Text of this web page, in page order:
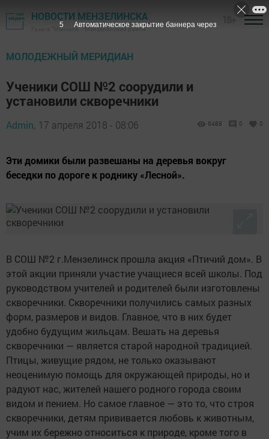
НОВОСТИ МЕНЗЕЛИНСКА
Газета "Мензеля" - Мензелинский район
МОЛОДЕЖНЫЙ МЕРИДИАН
Ученики СОШ №2 соорудили и
установили скворечники
Admin, 17 апреля 2018 - 08:06 6488 0 0
Эти домики были развешаны на деревья вокруг
беседки по дороге к роднику «Лесной».
В СОШ №2 г.Мензелинск прошла акция «Птичий дом». В
этой акции приняли участие учащиеся всей школы. Под
руководством учителей и родителей были изготовлены
скворечники. Скворечники получились самых разных
форм, размеров и видов. Главное, что в них будет
удобно будущим жильцам. Вешать на деревья
скворечники — является старой народной традицией.
Птицы, живущие рядом, не только оказывают
неоценимую помощь для окружающей природы, но и
радуют нас, жителей нашего родного города своим
видом и пением. Но самое главное — это то, что строя
скворечники, детям прививается любовь к животным,
учим их бережно относиться к природе, кроме того в
4 Автоматическое закрытие баннера через